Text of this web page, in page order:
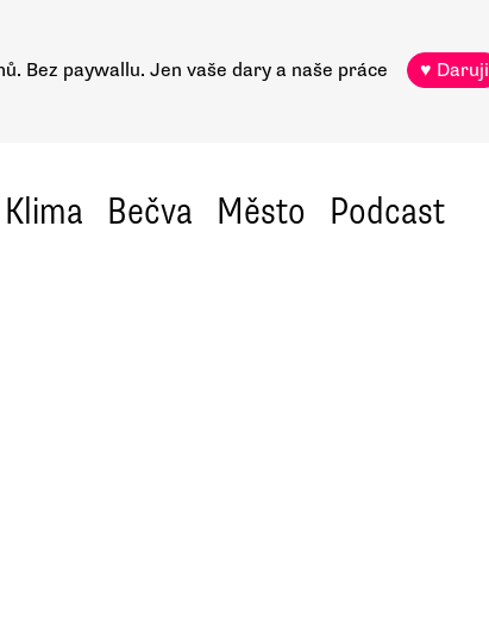
Bez paywallu. Jen vaše dary a naše práce ♥ Daruji
Klima Bečva Město Podcast